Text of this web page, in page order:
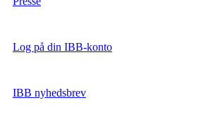
Log på din IBB-konto
IBB nyhedsbrev